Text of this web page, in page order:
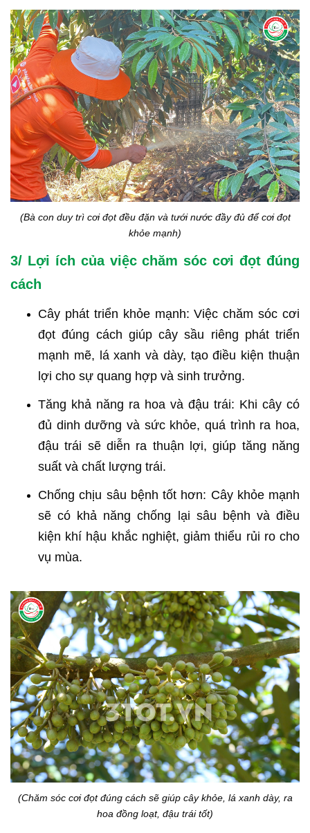
(Bà con duy trì cơi đọt đều đặn và tưới nước đầy đủ để cơi đọt
khỏe mạnh)
3/ Lợi ích của việc chăm sóc cơi đọt đúng
cách
Cây phát triển khỏe mạnh: Việc chăm sóc cơi
đọt đúng cách giúp cây sầu riêng phát triển
mạnh mẽ, lá xanh và dày, tạo điều kiện thuận
lợi cho sự quang hợp và sinh trưởng.
Tăng khả năng ra hoa và đậu trái: Khi cây có
đủ dinh dưỡng và sức khỏe, quá trình ra hoa,
đậu trái sẽ diễn ra thuận lợi, giúp tăng năng
suất và chất lượng trái.
Chống chịu sâu bệnh tốt hơn: Cây khỏe mạnh
sẽ có khả năng chống lại sâu bệnh và điều
kiện khí hậu khắc nghiệt, giảm thiểu rủi ro cho
vụ mùa.
(Chăm sóc cơi đọt đúng cách sẽ giúp cây khỏe, lá xanh dày, ra
hoa đồng loạt, đậu trái tốt)